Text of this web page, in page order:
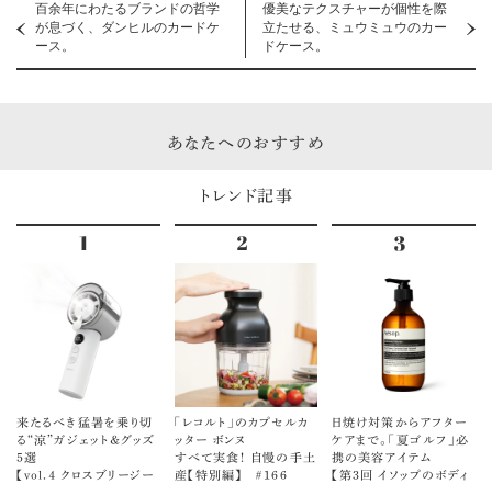
百余年にわたるブランドの哲学
が息づく、ダンヒルのカードケ
ース。
優美なテクスチャーが個性を際
立たせる、ミュウミュウのカー
ドケース。
あなたへのおすすめ
トレンド記事
来たるべき猛暑を乗り切
る“涼”ガジェット＆グッズ
5選
【vol.４ クロスブリージー
「レコルト」のカプセルカ
ッター ボンヌ
すべて実食！ 自慢の手土
産【特別編】 ＃166
日焼け対策からアフター
ケアまで。「夏ゴルフ」必
携の美容アイテム
【第3回 イソップのボディ